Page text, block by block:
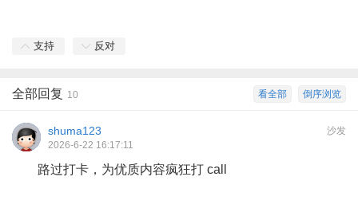
支持 反对
倒序浏览
看全部
全部回复 10
沙发
shuma123
2026-6-22 16:17:11
路过打卡，为优质内容疯狂打 call